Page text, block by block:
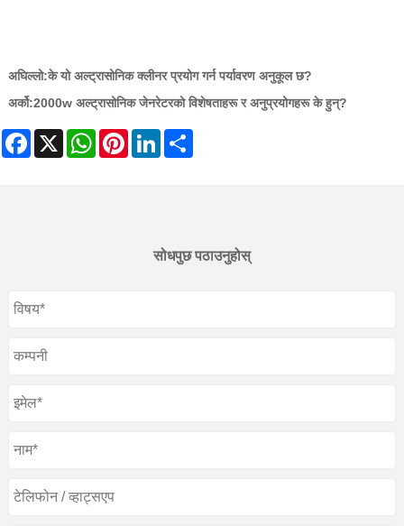
अघिल्लो:के यो अल्ट्रासोनिक क्लीनर प्रयोग गर्न पर्यावरण अनुकूल छ?
अर्को:2000w अल्ट्रासोनिक जेनरेटरको विशेषताहरू र अनुप्रयोगहरू के हुन्?
Facebook
X WhatsAppPinterestLinkedIn
सोधपुछ पठाउनुहोस्